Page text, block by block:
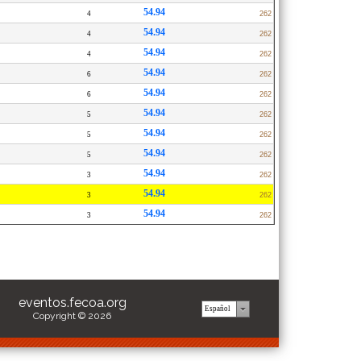
4 54.94 262
4 54.94 262
4 54.94 262
6 54.94 262
6 54.94 262
5 54.94 262
5 54.94 262
5 54.94 262
3 54.94 262
3 54.94 262
3 54.94 262
eventos.fecoa.org
Copyright © 2026